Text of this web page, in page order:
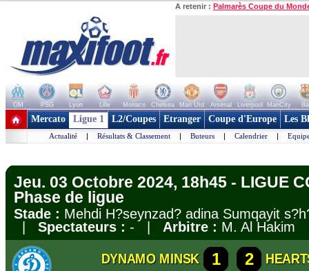
A retenir : Palmarès Coupe du
OM PSG Lyon Lille Monaco Chelsea Man Utd Arsenal Liverpool ManCity
+ de clubs
Mercato Ligue 1 L2/Coupes Etranger Coupe d'Europe Les
Actualité | Résultats & Classement | Buteurs | Calendrier |
Jeu. 03 Octobre 2024, 18h45 - LIGUE
Phase de ligue
Stade : Mehdi H?seynzad? adina Sumqayit
Spectateurs : - | Arbitre : M. Al Hakim
DYNAMO MINSK 1 2